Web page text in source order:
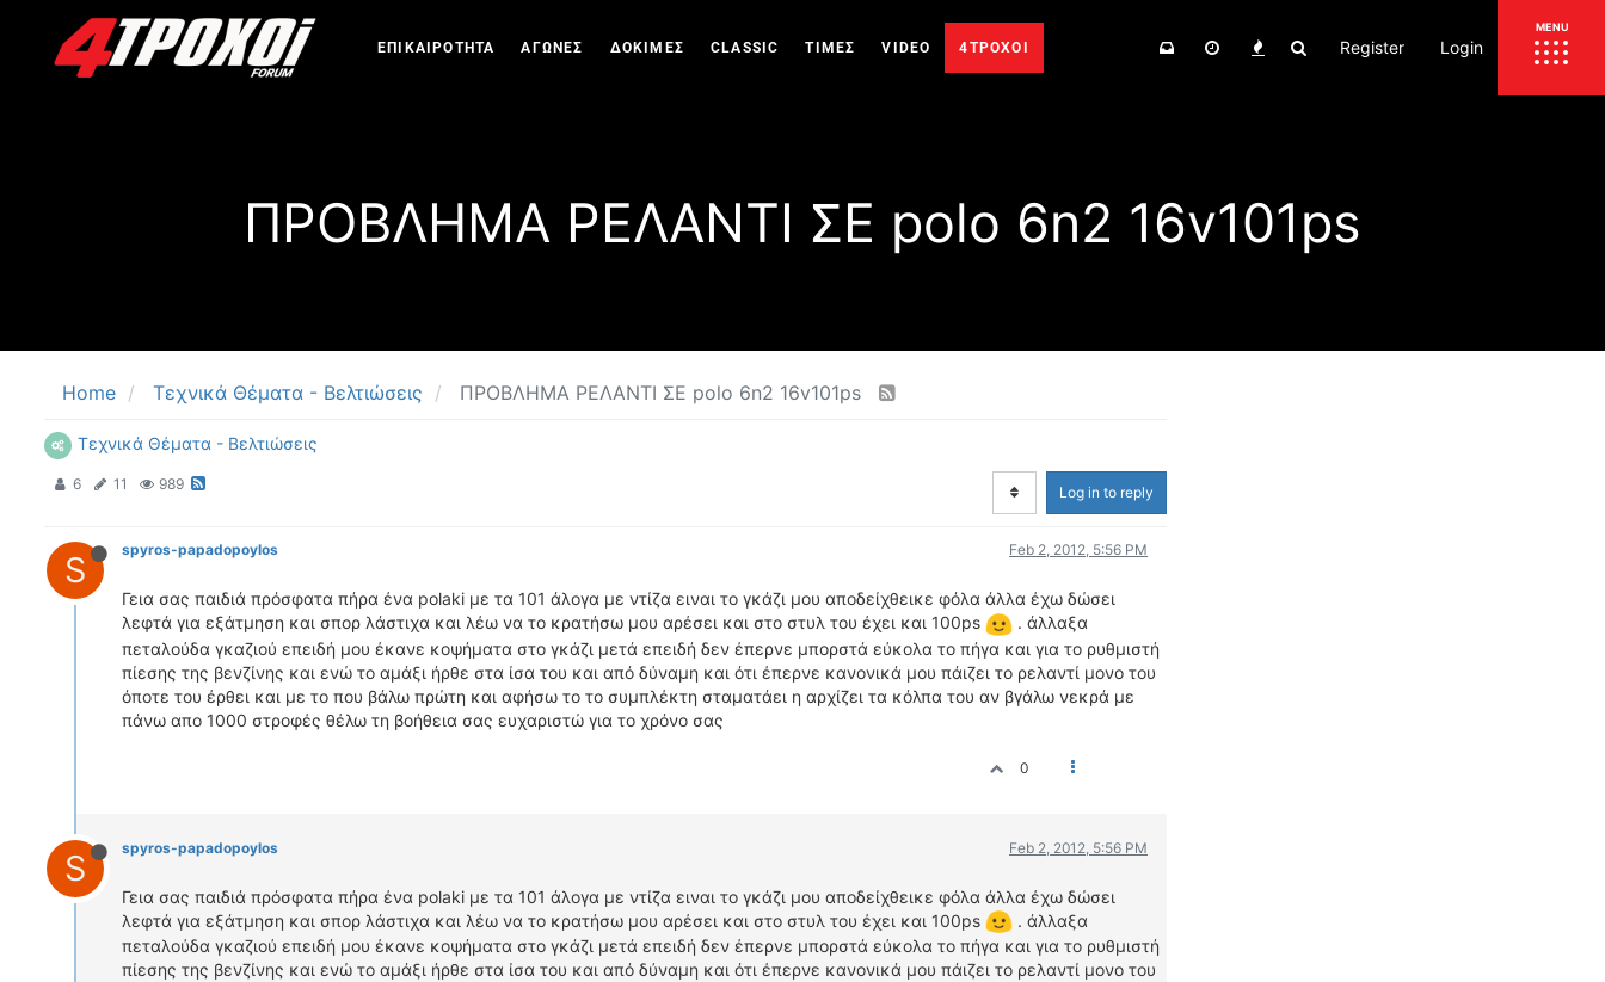
ΕΠΙΚΑΙΡΟΤΗΤΑ ΑΓΩΝΕΣ ΔΟΚΙΜΕΣ CLASSIC ΤΙΜΕΣ VIDEO 4ΤΡΟΧΟΙ Register Login
ΠΡΟΒΛΗΜΑ ΡΕΛΑΝΤΙ ΣΕ polo 6n2 16v101ps
Home Τεχνικά Θέματα - Βελτιώσεις ΠΡΟΒΛΗΜΑ ΡΕΛΑΝΤΙ ΣΕ polo 6n2 16v101ps
Τεχνικά Θέματα - Βελτιώσεις
6 11 989 Log in to reply
S spyros-papadopoylos Feb 2, 2012, 5:56 PM
Γεια σας παιδιά πρόσφατα πήρα ένα polaki με τα 101 άλογα με ντίζα ειναι το γκάζι μου αποδείχθεικε φόλα άλλα έχω δώσει
λεφτά για εξάτμηση και σπορ λάστιχα και λέω να το κρατήσω μου αρέσει και στο στυλ του έχει και 100ps
. άλλαξα
πεταλούδα γκαζιού επειδή μου έκανε κοψήματα στο γκάζι μετά επειδή δεν έπερνε μπορστά εύκολα το πήγα και για το ρυθμιστή
πίεσης της βενζίνης και ενώ το αμάξι ήρθε στα ίσα του και από δύναμη και ότι έπερνε κανονικά μου πάιζει το ρελαντί μονο του
όποτε του έρθει και με το που βάλω πρώτη και αφήσω το το συμπλέκτη σταματάει η αρχίζει τα κόλπα του αν βγάλω νεκρά με
πάνω απο 1000 στροφές θέλω τη βοήθεια σας ευχαριστώ για το χρόνο σας
0
S spyros-papadopoylos Feb 2, 2012, 5:56 PM
Γεια σας παιδιά πρόσφατα πήρα ένα polaki με τα 101 άλογα με ντίζα ειναι το γκάζι μου αποδείχθεικε φόλα άλλα έχω δώσει
λεφτά για εξάτμηση και σπορ λάστιχα και λέω να το κρατήσω μου αρέσει και στο στυλ του έχει και 100ps
. άλλαξα
πεταλούδα γκαζιού επειδή μου έκανε κοψήματα στο γκάζι μετά επειδή δεν έπερνε μπορστά εύκολα το πήγα και για το ρυθμιστή
πίεσης της βενζίνης και ενώ το αμάξι ήρθε στα ίσα του και από δύναμη και ότι έπερνε κανονικά μου πάιζει το ρελαντί μονο του
ΚΟΣΜΟΣ
ΕΚΘΕΣΕΙΣ
ΑΓΩΝΙΣΤΙΚΕΣ ΓΝΩΡΙΜΙΕΣ
ΔΟΚΙΜΕΣ ΕΛΑΣΤΙΚΩΝ
ΟΔΟΙΠΟΡΙΚΑ
4TTV
ΝΕΑ ΜΟΝΤΕΛΑ
ΑΓΩΝΕΣ
ΛΕΞΙΚΟ
ΠΕΡΙΒΑΛΛΟΝ
ΔΟΚΙΜΕΣ – ΠΑΡΟΥΣΙΑΣΕΙΣ
ΕΙΔΗΣΕΙΣ